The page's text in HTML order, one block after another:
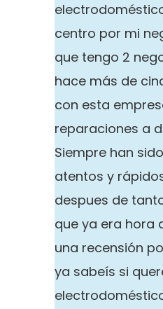
centro por mi
que tengo 2
hace más de
con esta
reparaciones a
Siempre han
atentos y
despues de
que ya era hora
una recensión
ya sabeís si